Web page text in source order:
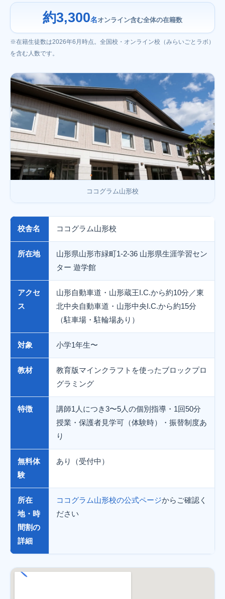
約3,300名オンライン含む全体の在籍数
※在籍生徒数は2026年6月時点。全国校・オンライン校（みらいごとラボ）
を含む人数です。
ココグラム山形校
校舎名 ココグラム山形校
所在地
山形県山形市緑町1-2-36 山形県生涯学習セン
ター 遊学館
アクセ
ス
山形自動車道・山形蔵王I.C.から約10分／東
北中央自動車道・山形中央I.C.から約15分
（駐車場・駐輪場あり）
対象 小学1年生〜
教材
教育版マインクラフトを使ったブロックプロ
グラミング
特徴
講師1人につき3〜5人の個別指導・1回50分
授業・保護者見学可（体験時）・振替制度あ
り
無料体
験
あり（受付中）
所在
地・時
間割の
詳細
ココグラム山形校の公式ページからご確認く
ださい